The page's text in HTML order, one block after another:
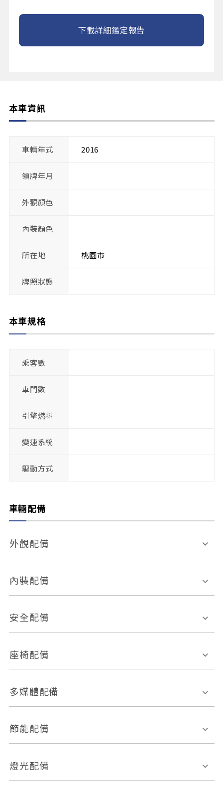
下載詳細鑑定報告
本車資訊
車輛年式 2016
領牌年月
外觀顏色
內裝顏色
所在地 桃園市
牌照狀態
本車規格
乘客數
車門數
引擎燃料
變速系統
驅動方式
車輛配備
外觀配備
電動天窗
後視鏡方向指示燈
內裝配備
多功能方向盤
恆溫空調
安全配備
前座正面氣囊
ABS防鎖死
車道偏離警示
自動停車系統 盲點偵測系統
倒車雷達
座椅配備
皮椅
多媒體配備
外部音源接入
節能配備
引擎啟閉系統
燈光配備